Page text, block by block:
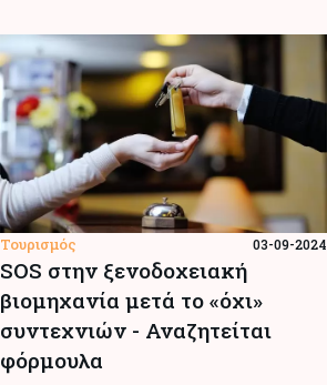
Τουρισμός 03-09-2024
SOS στην ξενοδοχειακή
βιομηχανία μετά το «όχι»
συντεχνιών - Αναζητείται
φόρμουλα